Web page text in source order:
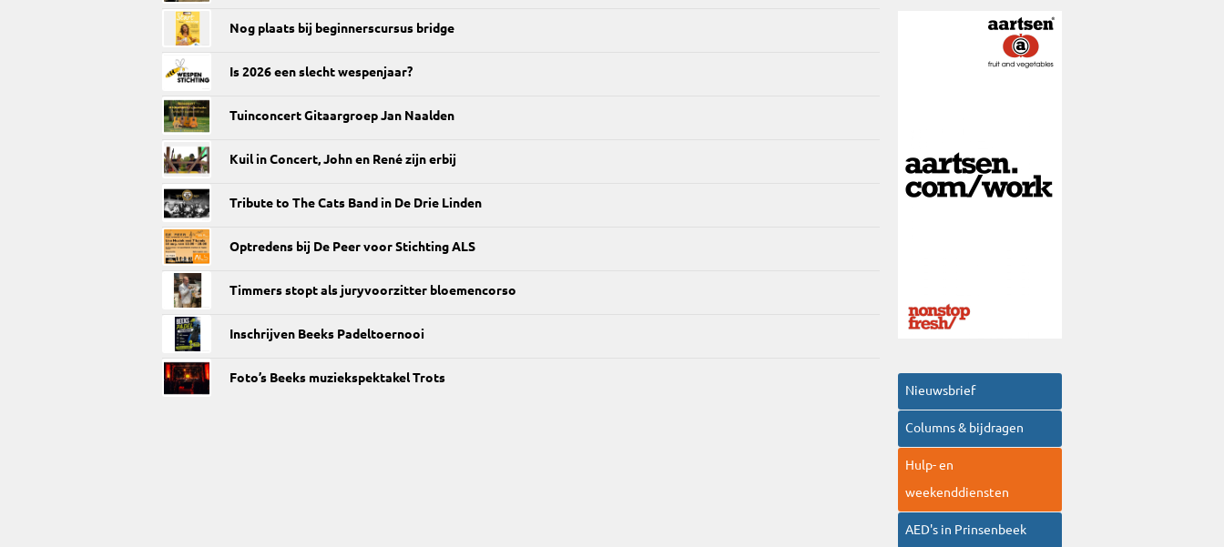
Nog plaats bij beginnerscursus bridge
Is 2026 een slecht wespenjaar?
Tuinconcert Gitaargroep Jan Naalden
Kuil in Concert, John en René zijn erbij
Tribute to The Cats Band in De Drie Linden
Optredens bij De Peer voor Stichting ALS
Timmers stopt als juryvoorzitter bloemencorso
Inschrijven Beeks Padeltoernooi
Foto’s Beeks muziekspektakel Trots
Nieuwsbrief
Columns & bijdragen
Hulp- en
weekenddiensten
AED's in Prinsenbeek